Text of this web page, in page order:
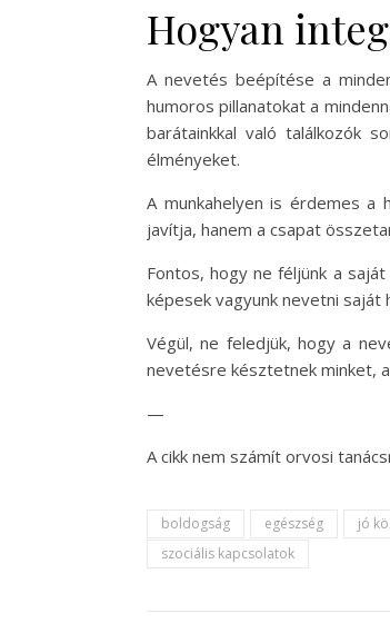
Hogyan
A nevetés beépítése a
humoros pillanatokat a
barátainkkal való találkozók
élményeket.
A munkahelyen is érdemes a
javítja, hanem a csapat
Fontos, hogy ne féljünk a
képesek vagyunk nevetni saját
Végül, ne feledjük, hogy a
nevetésre késztetnek minket,
—
A cikk nem számít orvosi
boldogság egészség jó
szociális kapcsolatok